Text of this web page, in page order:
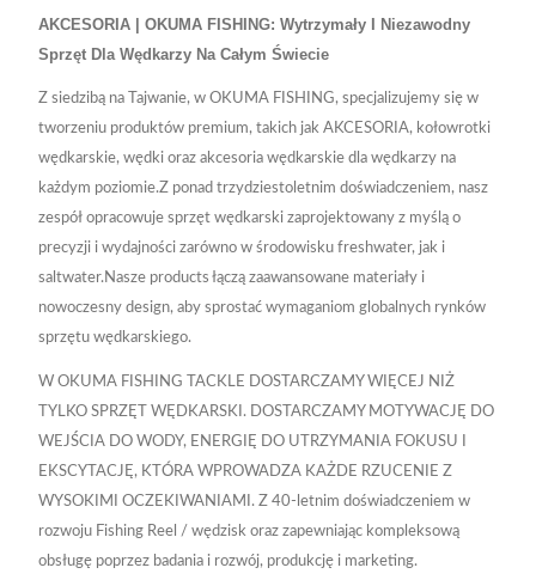
AKCESORIA | OKUMA FISHING: Wytrzymały I Niezawodny
Sprzęt Dla Wędkarzy Na Całym Świecie
Z siedzibą na Tajwanie, w OKUMA FISHING, specjalizujemy się w
tworzeniu produktów premium, takich jak AKCESORIA, kołowrotki
wędkarskie, wędki oraz akcesoria wędkarskie dla wędkarzy na
każdym poziomie.Z ponad trzydziestoletnim doświadczeniem, nasz
zespół opracowuje sprzęt wędkarski zaprojektowany z myślą o
precyzji i wydajności zarówno w środowisku freshwater, jak i
saltwater.Nasze products łączą zaawansowane materiały i
nowoczesny design, aby sprostać wymaganiom globalnych rynków
sprzętu wędkarskiego.
W OKUMA FISHING TACKLE DOSTARCZAMY WIĘCEJ NIŻ
TYLKO SPRZĘT WĘDKARSKI. DOSTARCZAMY MOTYWACJĘ DO
WEJŚCIA DO WODY, ENERGIĘ DO UTRZYMANIA FOKUSU I
EKSCYTACJĘ, KTÓRA WPROWADZA KAŻDE RZUCENIE Z
WYSOKIMI OCZEKIWANIAMI. Z 40-letnim doświadczeniem w
rozwoju Fishing Reel / wędzisk oraz zapewniając kompleksową
obsługę poprzez badania i rozwój, produkcję i marketing.